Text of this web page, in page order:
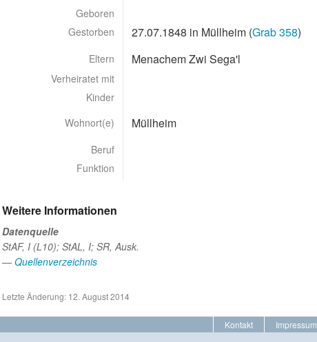
Geboren
Gestorben
27.07.1848 in Müllheim (Grab 358)
Eltern Menachem Zwi Sega'l
Verheiratet mit
Kinder
Wohnort(e)
Müllheim
Beruf
Funktion
Weitere Informationen
Datenquelle
StAF, I (L10); StAL, I; SR, Ausk.
— Quellenverzeichnis
Letzte Änderung: 12. August 2014
Kontakt Impressum